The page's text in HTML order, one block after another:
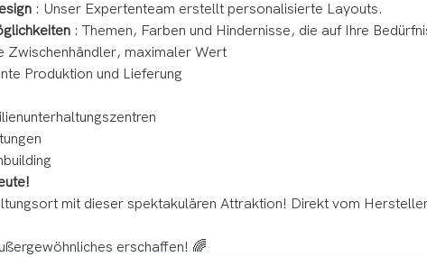
: Unser Expertenteam erstellt personalisierte Layouts.
: Themen, Farben und Hindernisse, die auf Ihre
Zwischenhändler, maximaler Wert
Produktion und Lieferung
mit dieser spektakulären Attraktion! Direkt vom
erschaffen! 🌈